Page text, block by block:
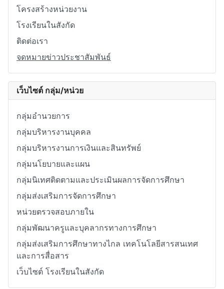
โครงสร้างหน่วยงาน
โรงเรียนในสังกัด
ติดต่อเรา
จดหมายข่าวประชาสัมพันธ์
เว็บไซต์ กลุ่ม/หน่วย
กลุ่มอำนวยการ
กลุ่มบริหารงานบุคคล
กลุ่มบริหารงานการเงินและสินทรัพย์
กลุ่มนโยบายและแผน
กลุ่มนิเทศติดตามและประเมินผลการจัดการศึกษา
กลุ่มส่งเสริมการจัดการศึกษา
หน่วยตรวจสอบภายใน
กลุ่มพัฒนาครูและบุคลากรทางการศึกษา
กลุ่มส่งเสริมการศึกษาทางไกล เทคโนโลยีสารสนเทศ
และการสื่อสาร
เว็บไซต์ โรงเรียนในสังกัด